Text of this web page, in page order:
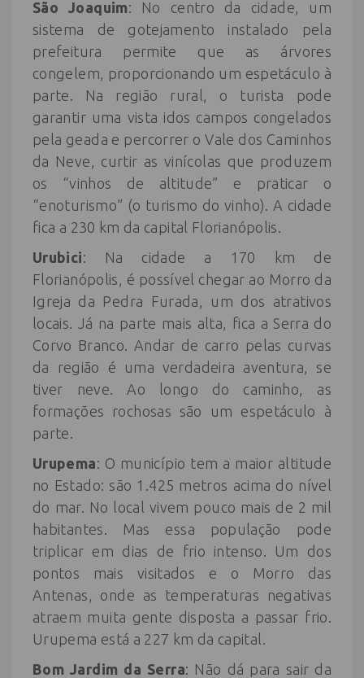
São Joaquim: No centro da cidade, um
sistema de gotejamento instalado pela
prefeitura permite que as árvores
congelem, proporcionando um espetáculo à
parte. Na região rural, o turista pode
garantir uma vista idos campos congelados
pela geada e percorrer o Vale dos Caminhos
da Neve, curtir as vinícolas que produzem
os “vinhos de altitude” e praticar o
“enoturismo” (o turismo do vinho). A cidade
fica a 230 km da capital Florianópolis.
Urubici: Na cidade a 170 km de
Florianópolis, é possível chegar ao Morro da
Igreja da Pedra Furada, um dos atrativos
locais. Já na parte mais alta, fica a Serra do
Corvo Branco. Andar de carro pelas curvas
da região é uma verdadeira aventura, se
tiver neve. Ao longo do caminho, as
formações rochosas são um espetáculo à
parte.
Urupema: O município tem a maior altitude
no Estado: são 1.425 metros acima do nível
do mar. No local vivem pouco mais de 2 mil
habitantes. Mas essa população pode
triplicar em dias de frio intenso. Um dos
pontos mais visitados e o Morro das
Antenas, onde as temperaturas negativas
atraem muita gente disposta a passar frio.
Urupema está a 227 km da capital.
Bom Jardim da Serra: Não dá para sair da